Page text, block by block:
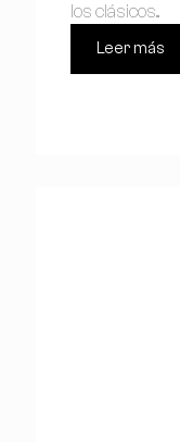
los clásicos...
Leer más